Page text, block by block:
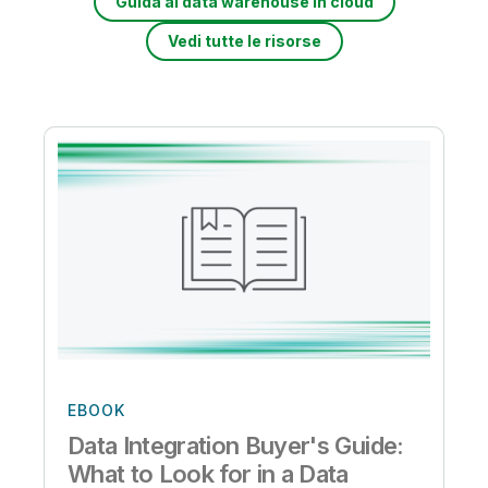
Vedi tutte le risorse
EBOOK
Data Integration Buyer's Guide:
What to Look for in a Data